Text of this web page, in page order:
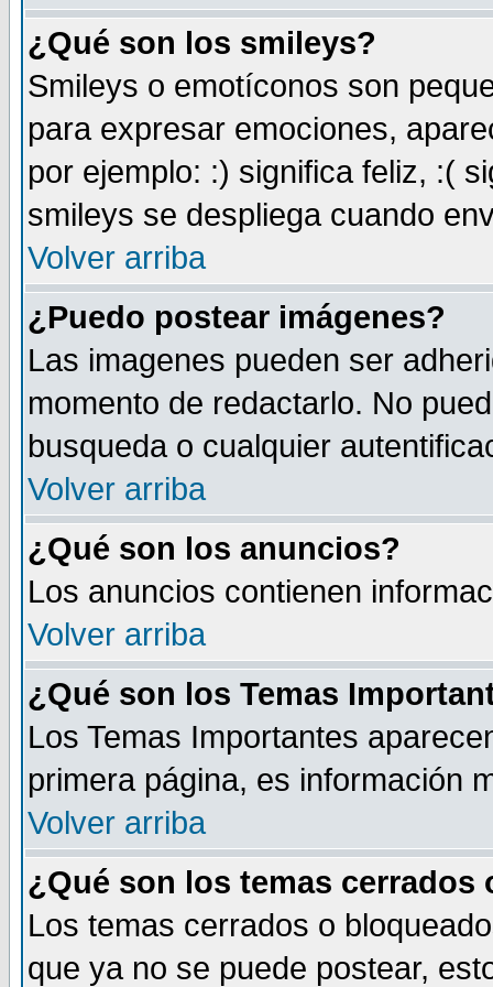
¿Qué son los smileys?
Smileys o emotíconos son
para expresar emociones,
por ejemplo: :) significa feliz, :(
smileys se despliega cuando
Volver arriba
¿Puedo postear imágenes?
Las imagenes pueden ser
momento de redactarlo. No
busqueda o cualquier
Volver arriba
¿Qué son los anuncios?
Los anuncios contienen
Volver arriba
¿Qué son los Temas
Los Temas Importantes
primera página, es información
Volver arriba
¿Qué son los temas cerrados
Los temas cerrados o
que ya no se puede postear,